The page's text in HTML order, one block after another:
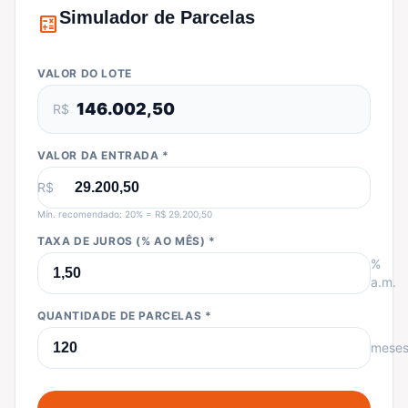
calculateSimulador de Parcelas
VALOR DO LOTE
R$ 146.002,50
VALOR DA ENTRADA *
R$
Mín. recomendado: 20% = R$ 29.200,50
TAXA DE JUROS (% AO MÊS) *
%
a.m.
QUANTIDADE DE PARCELAS *
meses